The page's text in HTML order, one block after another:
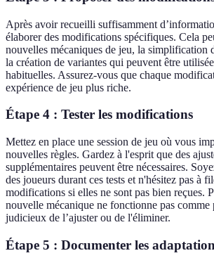
Après avoir recueilli suffisamment
élaborer des modifications spécifiques. Cela
nouvelles mécaniques de jeu, la simplification
la création de variantes qui peuvent être
habituelles. Assurez-vous que chaque
expérience de jeu plus riche.
Étape 4 : Tester les modifications
Mettez en place une session de jeu où vous
nouvelles règles. Gardez à l'esprit que des
supplémentaires peuvent être nécessaires.
des joueurs durant ces tests et n'hésitez pas à
modifications si elles ne sont pas bien reçues.
nouvelle mécanique ne fonctionne pas comme
judicieux de l’ajuster ou de l'éliminer.
Étape 5 : Documenter les